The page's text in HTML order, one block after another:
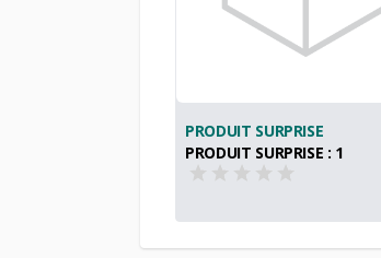
PRODUIT SURPRISE
PRODUIT SURPRISE : 1